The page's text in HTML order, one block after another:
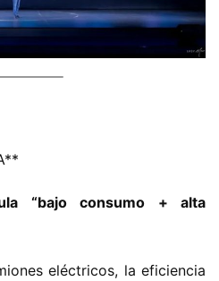
“bajo consumo + alta
eléctricos, la eficiencia